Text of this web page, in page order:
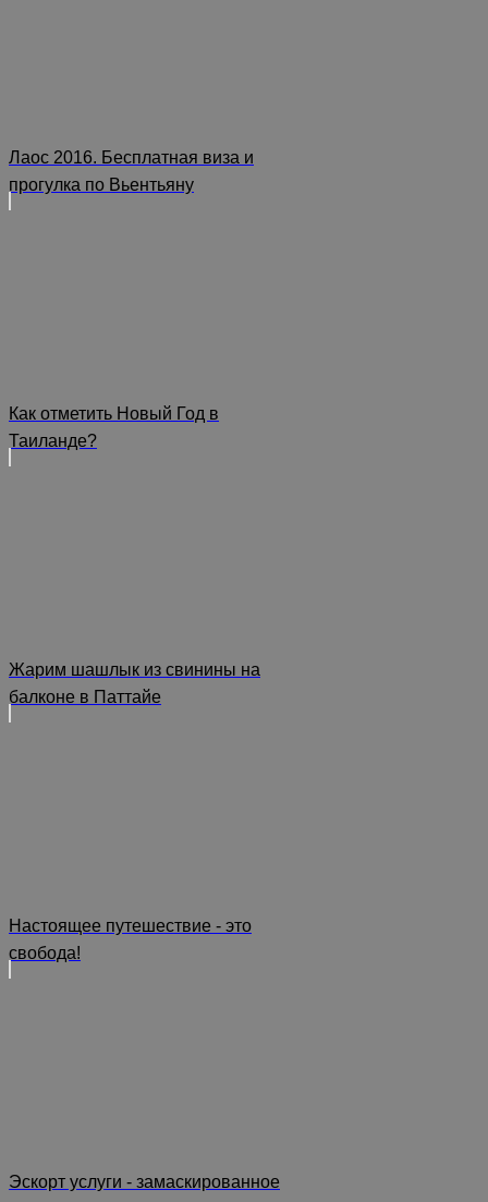
Лаос 2016. Бесплатная виза и
прогулка по Вьентьяну
Как отметить Новый Год в
Таиланде?
Жарим шашлык из свинины на
балконе в Паттайе
Настоящее путешествие - это
свобода!
Эскорт услуги - замаскированное